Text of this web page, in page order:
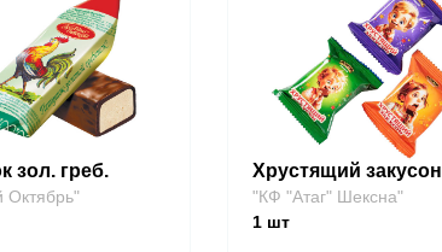
зол. греб.
Октябрь"
Хрустящий закусон
"КФ "Атаг" Шексна"
1шт